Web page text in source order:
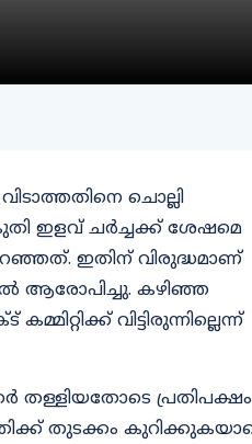
ചൊല്ലി
ഇളവ് ചര്‍ച്ചക്ക് ശേഷമെ
ഇതിന് വിരുദ്ധമാണ്
ആരോപിച്ചു. കഴിഞ്ഞ
വിട്ടിരുന്നില്ലെന്ന്
തള്ളിയതോടെ പ്രതിപക്ഷം
തുടക്കം